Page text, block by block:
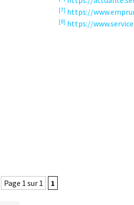
[7] https://
[8] https://
Page 1 sur 1 1